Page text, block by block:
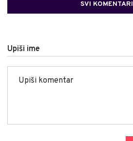
SVI KOMENTARI
Upiši ime